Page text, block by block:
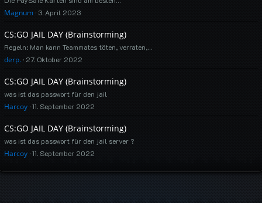
Magnum 3. April 2023
CS:GO JAIL DAY (Brainstorming)
Regeln: Man kann Teammates töten, verraten,…
derp. 27. Oktober 2022
CS:GO JAIL DAY (Brainstorming)
was ist das passwort für den jail
Harcoy 11. September 2022
CS:GO JAIL DAY (Brainstorming)
was ist das passwort für den jail server ?
Harcoy 11. September 2022